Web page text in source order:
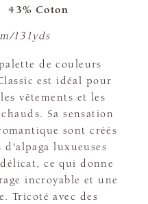
43% Coton
131yds
de couleurs
est idéal pour
vêtements et les
Sa sensation
sont créés
luxueuses
ce qui donne
incroyable et une
Tricoté avec des